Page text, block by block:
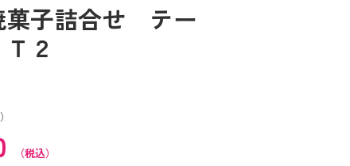
子詰合せ テー
２
（税込）